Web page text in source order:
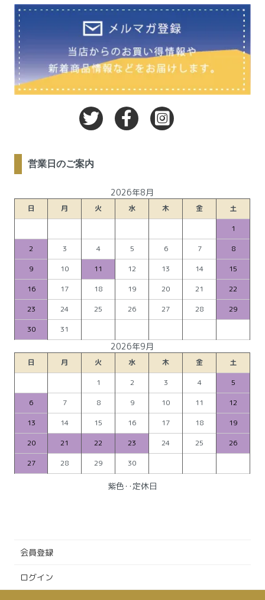
営業日のご案内
2026年8月
日 月 火 水 木 金
土
1
2
3 4 5 6 7
8
9
10 11 12 13 14
15
16
17 18 19 20 21
22
23
24 25 26 27 28
29
30
31
2026年9月
日 月 火 水 木 金
土
1
2 3 4
5
6
7 8 9 10 11
12
13
14 15 16 17 18
19
20
21 22 23 24 25
26
27
28 29 30
紫色‥定休日
会員登録
ログイン